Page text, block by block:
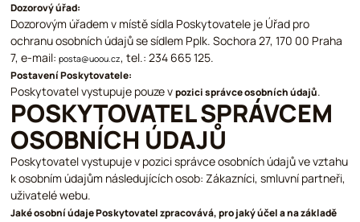
Dozorový úřad:
Dozorovým úřadem v místě sídla Poskytovatele je Úřad pro
ochranu osobních údajů se sídlem Pplk. Sochora 27, 170 00 Praha
7, e-mail:posta@uoou.cz, tel.: 234 665 125.
Postavení Poskytovatele:
Poskytovatel vystupuje pouze vpozici správce osobních údajů.
POSKYTOVATEL SPRÁVCEM
OSOBNÍCH ÚDAJŮ
Poskytovatel vystupuje v pozici správce osobních údajů ve vztahu
k osobním údajům následujících osob: Zákazníci, smluvní partneři,
uživatelé webu.
Jaké osobní údaje Poskytovatel zpracovává, pro jaký účel a na základě